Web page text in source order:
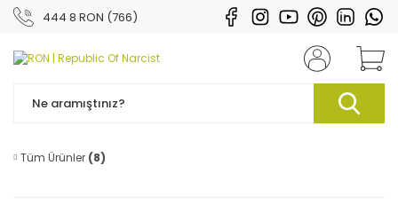
444 8 RON (766)
Tüm Ürünler (8)